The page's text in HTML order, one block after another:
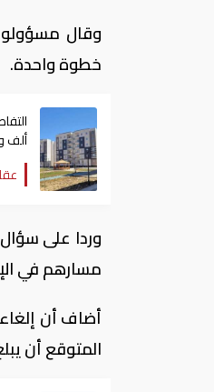
وقال
خطوة واحدة.
ألف
مصر
وردا على
مسارهم في
أضاف أن
المتوقع أن يبلغ 4.5 في المئة في